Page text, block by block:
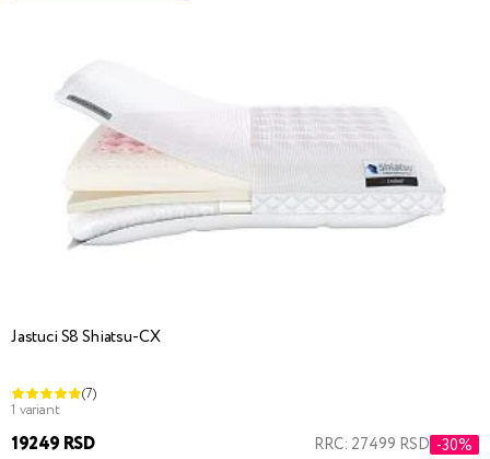
Jastuci S8 Shiatsu-CX
(7)
1 variant
19249 RSD RRC: 27499 RSD -30%